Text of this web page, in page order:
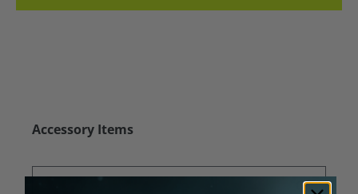
Produktgalerie überspringen
Accessory Items